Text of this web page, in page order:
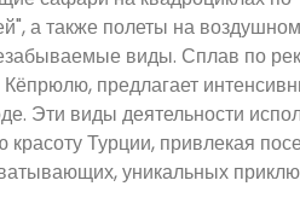
а также полеты на
виды. Сплав по
Кёпрюлю, предлагает
Эти виды деятельности
Турции, привлекая
уникальных